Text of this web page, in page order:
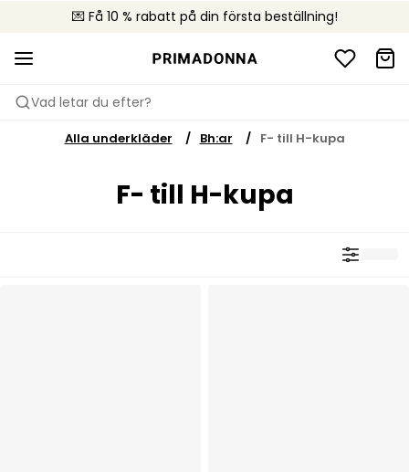
💌 Få 10 % rabatt på din första beställning!
🚚 Fri leverans vid köp över 599 kr
📦 Kostnadsfria returer
Vad letar du efter?
Alla underkläder Bh:ar F- till H-kupa
F- till H-kupa